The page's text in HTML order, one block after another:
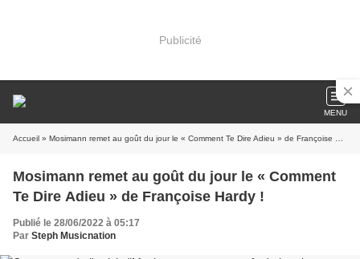
Publicité
MENU
Accueil » Mosimann remet au goût du jour le « Comment Te Dire Adieu » de Françoise Hardy !
Mosimann remet au goût du jour le « Comment
Te Dire Adieu » de Françoise Hardy !
Publié le 28/06/2022 à 05:17
Par Steph Musicnation